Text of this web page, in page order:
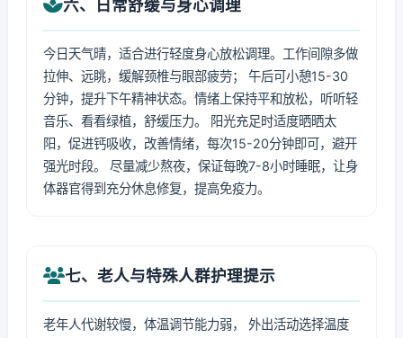
六、日常舒缓与身心调理
今日天气晴，适合进行轻度身心放松调理。工作间隙多做
拉伸、远眺，缓解颈椎与眼部疲劳； 午后可小憩15-30
分钟，提升下午精神状态。情绪上保持平和放松，听听轻
音乐、看看绿植，舒缓压力。 阳光充足时适度晒晒太
阳，促进钙吸收，改善情绪，每次15-20分钟即可，避开
强光时段。 尽量减少熬夜，保证每晚7-8小时睡眠，让身
体器官得到充分休息修复，提高免疫力。
七、老人与特殊人群护理提示
老年人代谢较慢，体温调节能力弱， 外出活动选择温度